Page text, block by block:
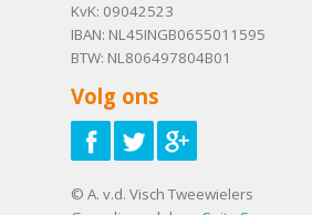
KvK: 09042523
IBAN: NL45INGB0655011595
BTW: NL806497804B01
Volg ons
© A. v.d. Visch Tweewielers